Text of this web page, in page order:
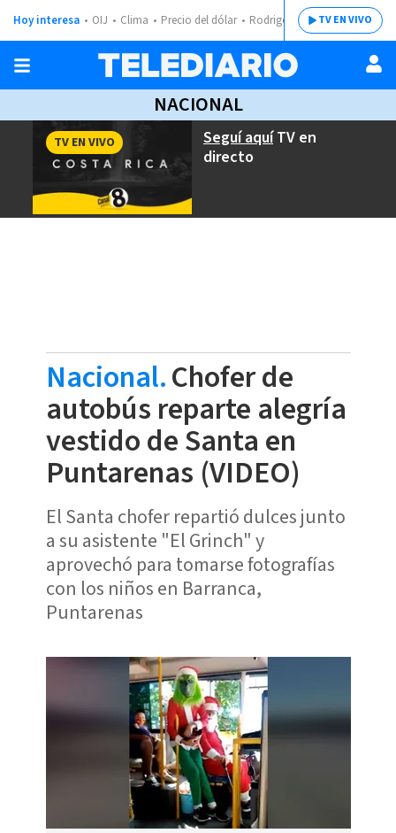
Hoy interesa OIJ Clima Precio del dólar Rodrigo ChavesTV EN VIVO
NACIONAL
Seguí aquíTV en
directo
TV EN VIVO
Nacional.Chofer de
autobús reparte alegría
vestido de Santa en
Puntarenas (VIDEO)
El Santa chofer repartió dulces junto
a su asistente "El Grinch" y
aprovechó para tomarse fotografías
con los niños en Barranca,
Puntarenas